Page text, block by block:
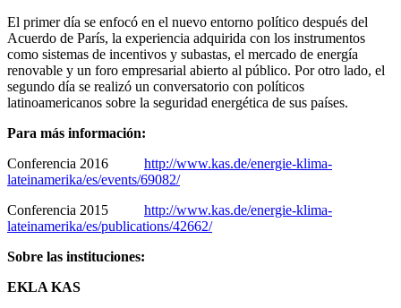
El primer día se enfocó en el nuevo entorno político después del
Acuerdo de París, la experiencia adquirida con los instrumentos
como sistemas de incentivos y subastas, el mercado de energía
renovable y un foro empresarial abierto al público. Por otro lado, el
segundo día se realizó un conversatorio con políticos
latinoamericanos sobre la seguridad energética de sus países.
Para más información:
Conferencia 2016 http://www.kas.de/energie-klima-
lateinamerika/es/events/69082/
Conferencia 2015 http://www.kas.de/energie-klima-
lateinamerika/es/publications/42662/
Sobre las instituciones:
EKLA KAS